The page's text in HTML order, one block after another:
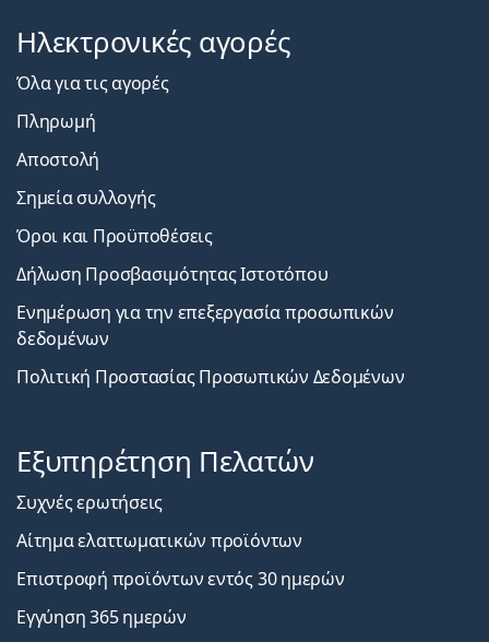
Ηλεκτρονικές αγορές
Όλα για τις αγορές
Πληρωμή
Αποστολή
Σημεία συλλογής
Όροι και Προϋποθέσεις
Δήλωση Προσβασιμότητας Ιστοτόπου
Ενημέρωση για την επεξεργασία προσωπικών
δεδομένων
Πολιτική Προστασίας Προσωπικών Δεδομένων
Εξυπηρέτηση Πελατών
Συχνές ερωτήσεις
Αίτημα ελαττωματικών προϊόντων
Επιστροφή προϊόντων εντός 30 ημερών
Εγγύηση 365 ημερών